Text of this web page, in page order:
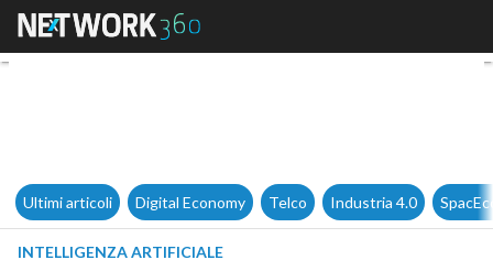
Biometria, l’identità digitale
Ultimi articoli Digital Economy Telco Industria 4.0
INTELLIGENZA ARTIFICIALE